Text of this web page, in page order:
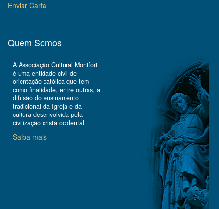
Enviar Carta
Quem Somos
A Associação Cultural Montfort
é uma entidade civil de
orientação católica que tem
como finalidade, entre outras, a
difusão do ensinamento
tradicional da Igreja e da
cultura desenvolvida pela
civilização cristã ocidental
Saiba mais